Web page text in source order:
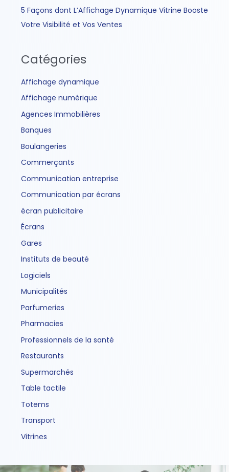
5 Façons dont L’Affichage Dynamique Vitrine Booste
Votre Visibilité et Vos Ventes
Catégories
Affichage dynamique
Affichage numérique
Agences Immobilières
Banques
Boulangeries
Commerçants
Communication entreprise
Communication par écrans
écran publicitaire
Écrans
Gares
Instituts de beauté
Logiciels
Municipalités
Parfumeries
Pharmacies
Professionnels de la santé
Restaurants
Supermarchés
Table tactile
Totems
Transport
Vitrines